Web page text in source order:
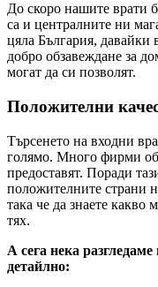
До скоро нашите врати
са и централните ни
цяла България, давайки
добро обзавеждане за
могат да си позволят.
Положителни
Търсенето на входни
голямо. Много фирми
предоставят. Поради
положителните страни
така че да знаете какво
тях.
А сега нека
детайлно: